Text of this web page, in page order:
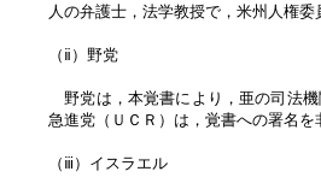
人の弁護士，法学教授で，米州人権
（ⅱ）野党
野党は，本覚書により，亜の司法
急進党（ＵＣＲ）は，覚書への署名
（ⅲ）イスラエル